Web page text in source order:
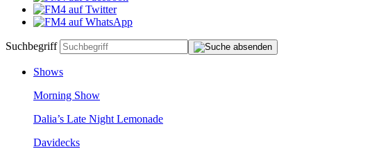
Suchbegriff
Shows
MorningShow
Dalia’sLateNightLemonade
Davidecks